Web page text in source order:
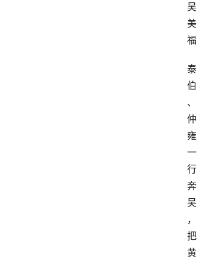
吴
美
福
泰
伯
、
仲
雍
一
行
奔
吴
，
把
黄